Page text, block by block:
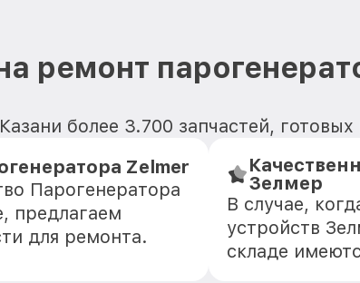
ремонт
более 3.700 запчастей,
Zelmer
Парогенератора
предлагаем
для ремонта.
Зелмер
В случае,
устройств
складе